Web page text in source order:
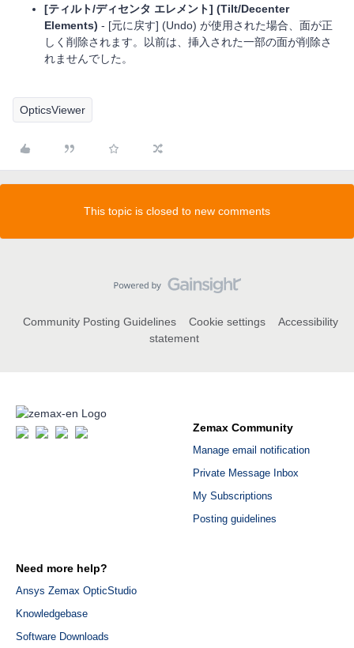
[ティルト/ディセンタ エレメント] (Tilt/Decenter
Elements) - [元に戻す] (Undo) が使用された場合、面が正
しく削除されます。以前は、挿入された一部の面が削除さ
れませんでした。
OpticsViewer
This topic is closed to new comments
Community Posting Guidelines Cookie settings
Accessibility
statement
Zemax Community
Manage email notification
Private Message Inbox
My Subscriptions
Posting guidelines
Need more help?
Ansys Zemax OpticStudio
Knowledgebase
Software Downloads